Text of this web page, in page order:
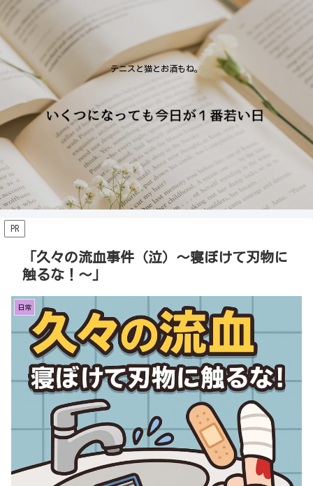
テニスと猫とお酒もね。
PR
「久々の流血事件（泣）〜寝ぼけて刃物に
触るな！〜」
日常